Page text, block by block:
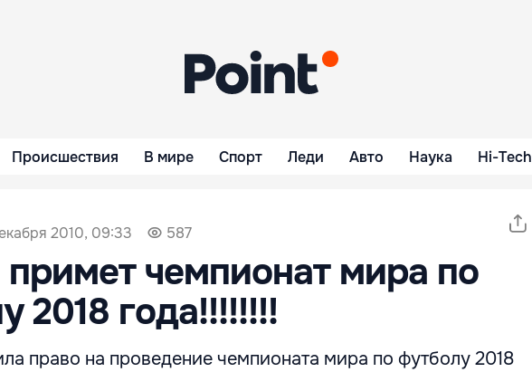
Происшествия В мире Спорт Леди Авто Наука Hi-Tech
2010, 09:33 587
примет чемпионат мира по
2018 года!!!!!!!!
право на проведение чемпионата мира по футболу 2018